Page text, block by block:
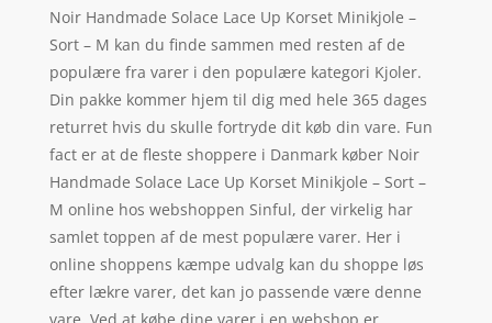
Noir Handmade Solace Lace Up Korset Minikjole –
Sort – M kan du finde sammen med resten af de
populære fra varer i den populære kategori Kjoler.
Din pakke kommer hjem til dig med hele 365 dages
returret hvis du skulle fortryde dit køb din vare. Fun
fact er at de fleste shoppere i Danmark køber Noir
Handmade Solace Lace Up Korset Minikjole – Sort –
M online hos webshoppen Sinful, der virkelig har
samlet toppen af de mest populære varer. Her i
online shoppens kæmpe udvalg kan du shoppe løs
efter lækre varer, det kan jo passende være denne